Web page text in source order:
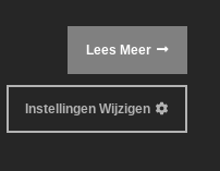
Lees Meer
Instellingen Wijzigen